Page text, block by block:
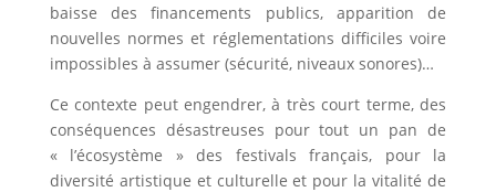
baisse des financements publics, apparition de
nouvelles normes et réglementations difficiles voire
impossibles à assumer (sécurité, niveaux sonores)…
Ce contexte peut engendrer, à très court terme, des
conséquences désastreuses pour tout un pan de
« l’écosystème » des festivals français, pour la
diversité artistique et culturelle et pour la vitalité de